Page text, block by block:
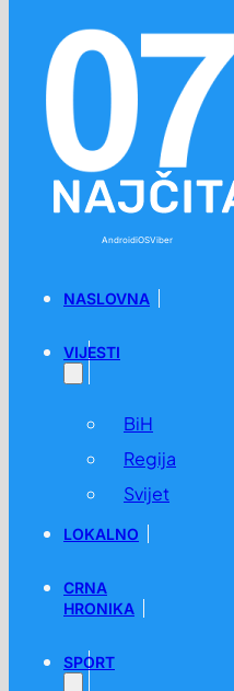
AndroidiOSViber
NASLOVNA
VIJESTI
BiH
Regija
Svijet
LOKALNO
CRNA
HRONIKA
SPORT